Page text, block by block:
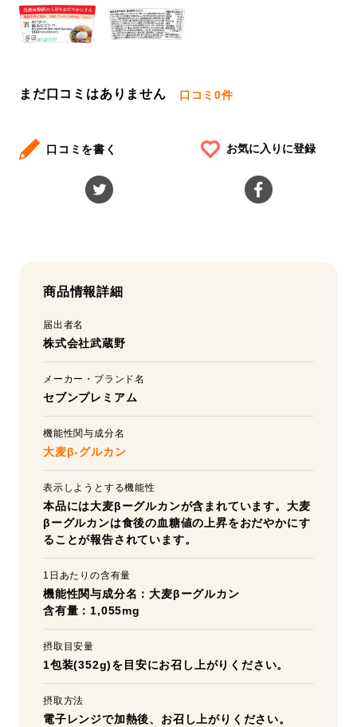
まだ口コミはありません 口コミ0件
口コミを書く お気に入りに登録
商品情報詳細
届出者名
株式会社武蔵野
メーカー・ブランド名
セブンプレミアム
機能性関与成分名
大麦β-グルカン
表示しようとする機能性
本品には大麦βーグルカンが含まれています。大麦
βーグルカンは食後の血糖値の上昇をおだやかにす
ることが報告されています。
1日あたりの含有量
機能性関与成分名：大麦βーグルカン
含有量：1,055mg
摂取目安量
1包装(352g)を目安にお召し上がりください。
摂取方法
電子レンジで加熱後、お召し上がりください。